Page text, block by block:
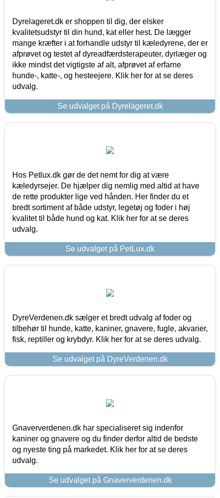
Dyrelageret.dk er shoppen til dig, der elsker
kvalitetsudstyr til din hund, kat eller hest. De lægger
mange kræfter i at forhandle udstyr til kæledyrene, der er
afprøvet og testet af dyreadfærdsterapeuter, dyrlæger og
ikke mindst det vigtigste af alt, afprøvet af erfarne
hunde-, katte-, og hesteejere. Klik her for at se deres
udvalg.
Se udvalget på Dyrelageret.dk
Hos Petlux.dk gør de det nemt for dig at være
kæledyrsejer. De hjælper dig nemlig med altid at have
de rette produkter lige ved hånden. Her finder du et
bredt sortiment af både udstyr, legetøj og foder i høj
kvalitet til både hund og kat. Klik her for at se deres
udvalg.
Se udvalget på PetLux.dk
DyreVerdenen.dk sælger et bredt udvalg af foder og
tilbehør til hunde, katte, kaniner, gnavere, fugle, akvarier,
fisk, reptiller og krybdyr. Klik her for at se deres udvalg.
Se udvalget på DyreVerdenen.dk
Gnaververdenen.dk har specialiseret sig indenfor
kaniner og gnavere og du finder derfor altid de bedste
og nyeste ting på markedet. Klik her for at se deres
udvalg.
Se udvalget på Gnaververdenen.dk